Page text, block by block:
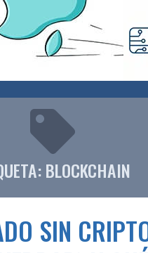
BLOCKCHAIN
SIN